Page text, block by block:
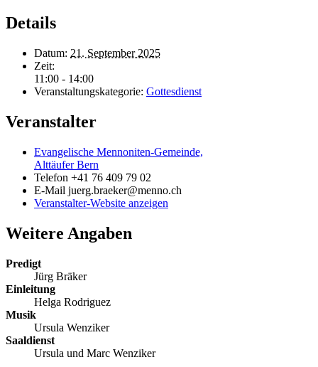
Details
Datum: 21. September 2025
Zeit:
11:00 - 14:00
Veranstaltungskategorie: Gottesdienst
Veranstalter
Evangelische Mennoniten-Gemeinde,
Alttäufer Bern
Telefon +41 76 409 79 02
E-Mail juerg.braeker@menno.ch
Veranstalter-Website anzeigen
Weitere Angaben
Predigt
Jürg Bräker
Einleitung
Helga Rodriguez
Musik
Ursula Wenziker
Saaldienst
Ursula und Marc Wenziker